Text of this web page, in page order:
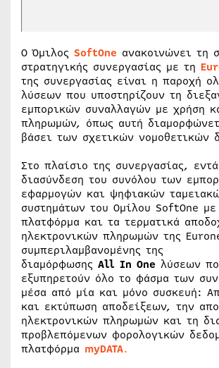
Ο Όμιλος SoftOne ανακοινώνει τη
στρατηγικής συνεργασίας με τη
της συνεργασίας είναι η παροχή
λύσεων που υποστηρίζουν τη
εμπορικών συναλλαγών με χρήση
πληρωμών, όπως αυτή
βάσει των σχετικών νομοθετικών
Στο πλαίσιο της συνεργασίας,
διασύνδεση του συνόλου των
εφαρμογών και ψηφιακών
συστημάτων του Ομίλου SoftOne
πλατφόρμα και τα τερματικά
ηλεκτρονικών πληρωμών της
συμπεριλαμβανομένης της
διαμόρφωσης All In One λύσεων
εξυπηρετούν όλο το φάσμα των
μέσα από μία και μόνο συσκευή:
και εκτύπωση αποδείξεων, την
ηλεκτρονικών πληρωμών και τη
προβλεπόμενων φορολογικών
πλατφόρμα myDATA.